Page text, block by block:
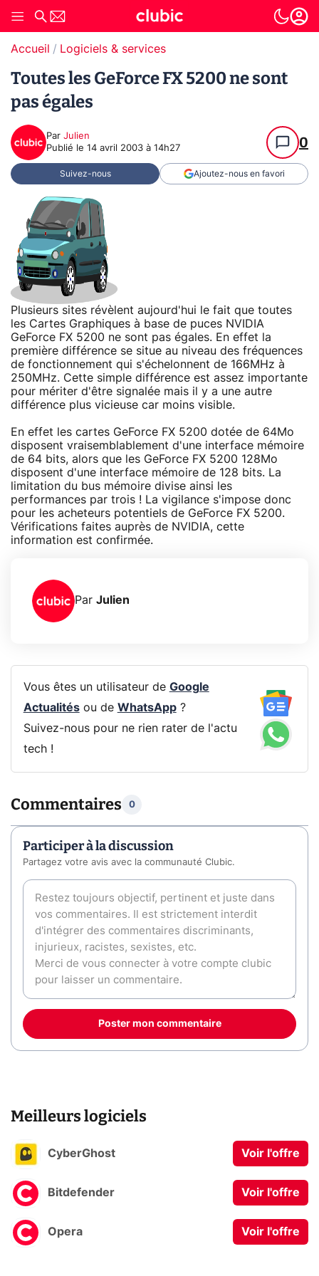
Accueil Logiciels & services
Toutes les GeForce FX 5200 ne sont
pas égales
Par Julien
Publié le 14 avril 2003 à 14h27 0
Suivez-nous Ajoutez-nous en favori
Plusieurs sites révèlent aujourd'hui le fait que toutes
les Cartes Graphiques à base de puces NVIDIA
GeForce FX 5200 ne sont pas égales. En effet la
première différence se situe au niveau des fréquences
de fonctionnement qui s'échelonnent de 166MHz à
250MHz. Cette simple différence est assez importante
pour mériter d'être signalée mais il y a une autre
différence plus vicieuse car moins visible.
En effet les cartes GeForce FX 5200 dotée de 64Mo
disposent vraisemblablement d'une interface mémoire
de 64 bits, alors que les GeForce FX 5200 128Mo
disposent d'une interface mémoire de 128 bits. La
limitation du bus mémoire divise ainsi les
performances par trois ! La vigilance s'impose donc
pour les acheteurs potentiels de GeForce FX 5200.
Vérifications faites auprès de NVIDIA, cette
information est confirmée.
Par Julien
Vous êtes un utilisateur de Google
Actualitésou de WhatsApp?
Suivez-nous pour ne rien rater de l'actu
tech !
Commentaires 0
Participer à la discussion
Partagez votre avis avec la communauté Clubic.
Poster mon commentaire
Meilleurs logiciels
CyberGhost Voir l'offre
Bitdefender Voir l'offre
Opera Voir l'offre